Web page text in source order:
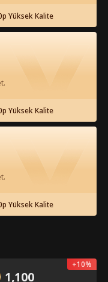
Paylaş
Aç
Yüksek Kalite
Yüksek Kalite
Yüksek Kalite
1,100
+10%